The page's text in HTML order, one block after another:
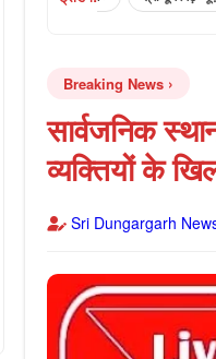
Breaking News
सार्वजनिक
व्यक्तियों के
Sri Dungargarh